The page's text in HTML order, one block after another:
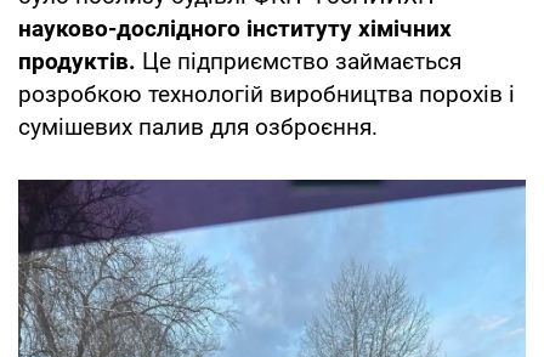
науково-дослідного інституту хімічних
продуктів. Це підприємство займається
розробкою технологій виробництва порохів і
сумішевих палив для озброєння.